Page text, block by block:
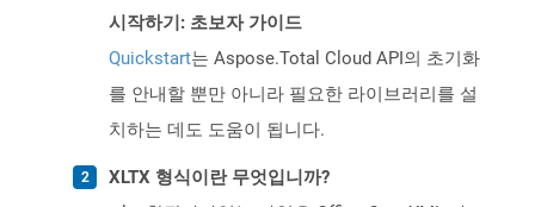
시작하기: 초보자 가이드
Quickstart는 Aspose.Total Cloud API의 초기화
를 안내할 뿐만 아니라 필요한 라이브러리를 설
치하는 데도 도움이 됩니다.
XLTX 형식이란 무엇입니까?